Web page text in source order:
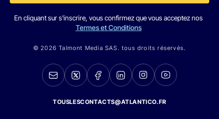
En cliquant sur s'inscrire, vous confirmez que vous acceptez nos
Termes et Conditions
© 2026 Talmont Media SAS. tous droits réservés.
TOUSLESCONTACTS@ATLANTICO.FR